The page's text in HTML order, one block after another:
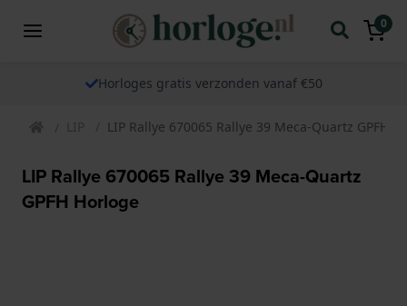
0
Horloges gratis verzonden vanaf €50
LIP LIP Rallye 670065 Rallye 39 Meca-Quartz GPFH
LIP Rallye 670065 Rallye 39 Meca-Quartz
GPFH Horloge